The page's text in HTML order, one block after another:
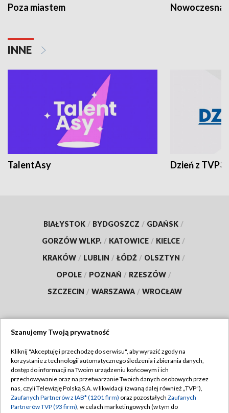
Poza miastem Nowoczesna
INNE
TalentAsy Dzień z TVP3
BIAŁYSTOK / BYDGOSZCZ / GDAŃSK /
GORZÓW WLKP. / KATOWICE / KIELCE /
KRAKÓW / LUBLIN / ŁÓDŹ / OLSZTYN /
OPOLE / POZNAŃ / RZESZÓW /
SZCZECIN / WARSZAWA / WROCŁAW
TVP
Abonament TVP
Emisja w TVP
Regulamin TVP
Polityka prywatności
Szanujemy Twoją prywatność
Kliknij "Akceptuję i przechodzę do serwisu", aby wyrazić zgody na
korzystanie z technologii automatycznego śledzenia i zbierania danych,
dostęp do informacji na Twoim urządzeniu końcowym i ich
przechowywanie oraz na przetwarzanie Twoich danych osobowych przez
nas, czyli Telewizję Polską S.A. w likwidacji (zwaną dalej również „TVP”),
Zaufanych Partnerów z IAB* (1201 firm) oraz pozostałych Zaufanych
Partnerów TVP (93 firm), w celach marketingowych (w tym do